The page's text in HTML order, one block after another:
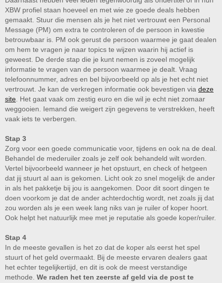
XBW profiel staan hoeveel en met wie ze goede deals hebben
gemaakt. Stuur die mensen als je het niet vertrouwt een Personal
Message (PM) om extra te controleren of de persoon in kwestie
betrouwbaar is. PM ook gerust de persoon waarmee je gaat dealen
om hem te vragen je naar topics te wijzen waarin hij actief is
geweest. De derde stap die je kunt nemen is zoveel mogelijk
informatie te vragen van de persoon waarmee je dealt. Vraag
telefoonnummer, adres en bel bijvoorbeeld op als je het echt niet
vertrouwt. Je kan de verkregen informatie ook bevestigen via deze
site . Het gaat vaak om zestig euro en die wil je echt niet zomaar
weggooien. Iemand die weigert zijn gegevens te verstrekken, heeft
vaak iets te verbergen.
Stap 3
Zorg voor een goede communicatie voor, tijdens en ook na de deal.
Behandel de mederuiler zoals je zelf ook behandeld wilt worden.
Vertel bijvoorbeeld wanneer je het opstuurt, en check of hetgeen
dat jij stuurt al aan is gekomen. Licht ook zo snel mogelijk de ander
in als het pakketje bij jou is aangekomen. Door dit soort dingen te
doen voorkom je dat de ander achterdochtig wordt, net zoals jij dat
zou worden als je een week lang niks van je ruiler of koper hoort.
Ook helpt het natuurlijk mee met je reputatie als goede koper/ruiler.
Stap 4
In de meeste gevallen is het zo dat de koper als eerst het spel
stuurt of het geld overmaakt. Bij de meeste ervaren dealers gaat
het echter tegelijkertijd, en dit is ook de meest verstandige
methode. We raden het ten zeerste af geld via de post te